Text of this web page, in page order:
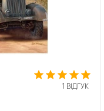
1 ВІДГУК